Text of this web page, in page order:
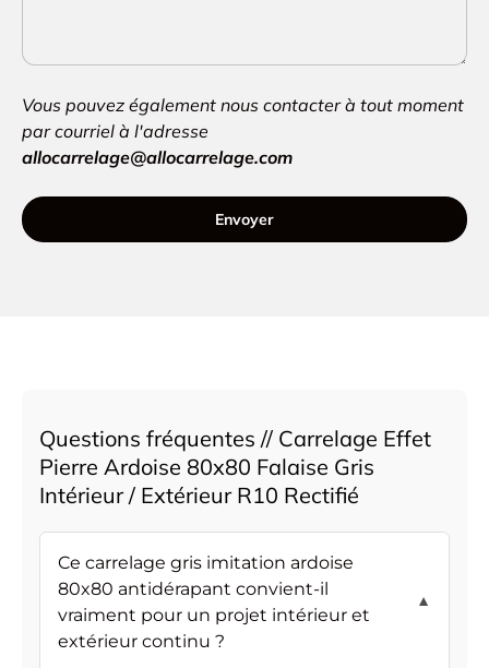
Vous pouvez également nous contacter à tout moment
par courriel à l'adresse
allocarrelage@allocarrelage.com
Envoyer
Questions fréquentes // Carrelage Effet
Pierre Ardoise 80x80 Falaise Gris
Intérieur / Extérieur R10 Rectifié
Ce carrelage gris imitation ardoise
80x80 antidérapant convient-il
vraiment pour un projet intérieur et
extérieur continu ?
▼